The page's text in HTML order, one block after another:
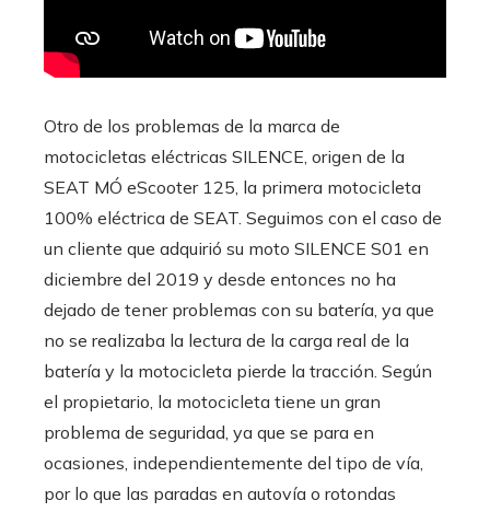
Otro de los problemas de la marca de
motocicletas eléctricas SILENCE, origen de la
SEAT MÓ eScooter 125, la primera motocicleta
100% eléctrica de SEAT. Seguimos con el caso de
un cliente que adquirió su moto SILENCE S01 en
diciembre del 2019 y desde entonces no ha
dejado de tener problemas con su batería, ya que
no se realizaba la lectura de la carga real de la
batería y la motocicleta pierde la tracción. Según
el propietario, la motocicleta tiene un gran
problema de seguridad, ya que se para en
ocasiones, independientemente del tipo de vía,
por lo que las paradas en autovía o rotondas